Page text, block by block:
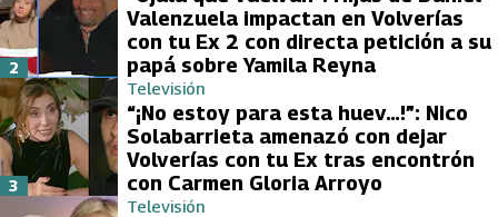
Valenzuela impactan en Volverías
con tu Ex 2 con directa petición a su
papá sobre Yamila Reyna
2
Televisión
“¡No estoy para esta huev…!”: Nico
Solabarrieta amenazó con dejar
Volverías con tu Ex tras encontrón
con Carmen Gloria Arroyo
3
Televisión